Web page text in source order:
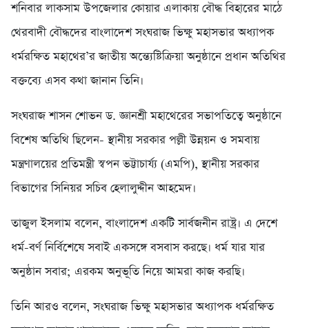
শনিবার লাকসাম উপজেলার কোয়ার এলাকায় বৌদ্ধ বিহারের মাঠে
থেরবাদী বৌদ্ধদের বাংলাদেশ সংঘরাজ ভিক্ষু মহাসভার অধ্যাপক
ধর্মরক্ষিত মহাথের’র জাতীয় অন্ত্যেষ্টিক্রিয়া অনুষ্ঠানে প্রধান অতিথির
বক্তব্যে এসব কথা জানান তিনি।
সংঘরাজ শাসন শোভন ড. জ্ঞানশ্রী মহাথেরের সভাপতিত্বে অনুষ্ঠানে
বিশেষ অতিথি ছিলেন- স্থানীয় সরকার পল্লী উন্নয়ন ও সমবায়
মন্ত্রণালয়ের প্রতিমন্ত্রী স্বপন ভট্টাচার্য্য (এমপি), স্থানীয় সরকার
বিভাগের সিনিয়র সচিব হেলালুদ্দীন আহমেদ।
তাজুল ইসলাম বলেন, বাংলাদেশ একটি সার্বজনীন রাষ্ট্র। এ দেশে
ধর্ম-বর্ণ নির্বিশেষে সবাই একসঙ্গে বসবাস করছে। ধর্ম যার যার
অনুষ্ঠান সবার; এরকম অনুভূতি নিয়ে আমরা কাজ করছি।
তিনি আরও বলেন, সংঘরাজ ভিক্ষু মহাসভার অধ্যাপক ধর্মরক্ষিত